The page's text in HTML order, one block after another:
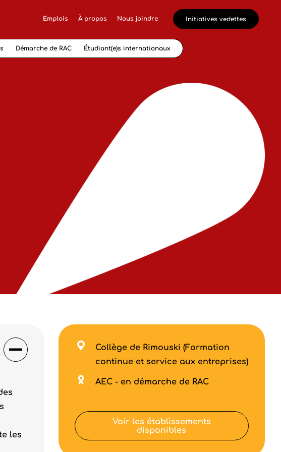
Emplois À propos Nous joindre Initiatives vedettes
Démarche de RAC Étudiant(e)s internationaux
les
Collège de Rimouski (Formation
continue et service aux entreprises)
AEC - en démarche de RAC
Voir les établissements
disponibles